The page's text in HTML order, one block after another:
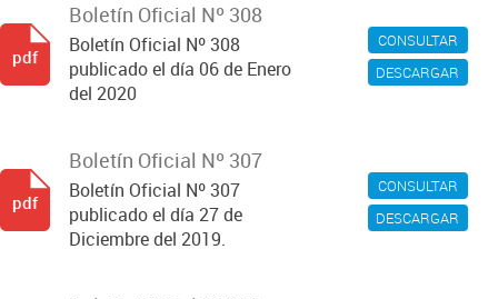
CONSULTAR
DESCARGAR
Boletín Oficial Nº 308
Boletín Oficial Nº 308
publicado el día 06 de Enero
del 2020
pdf
CONSULTAR
DESCARGAR
Boletín Oficial Nº 307
Boletín Oficial Nº 307
publicado el día 27 de
Diciembre del 2019.
pdf